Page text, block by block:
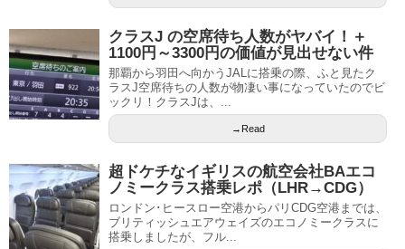
クラスJ の空席待ち人数がヤバイ！＋
1100円～3300円の価値が見出せない件
那覇から羽田へ向かうJALに搭乗の際、ふと見たク
ラスJ空席待ちの人数が物凄い事になっていたのでビ
ックリ！クラスJは、...
→Read
超ドケチなイギリスの航空会社BAエコ
ノミークラス搭乗レポ（LHR→CDG）
ロンドン･ヒースロー空港からパリCDG空港までは、
ブリティッシュエアウェイズのエコノミークラスに
搭乗しましたが、フル...